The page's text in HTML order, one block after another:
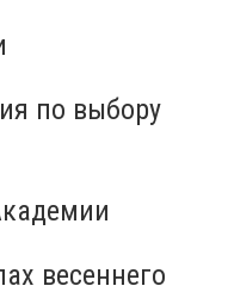
по выбору
весеннего